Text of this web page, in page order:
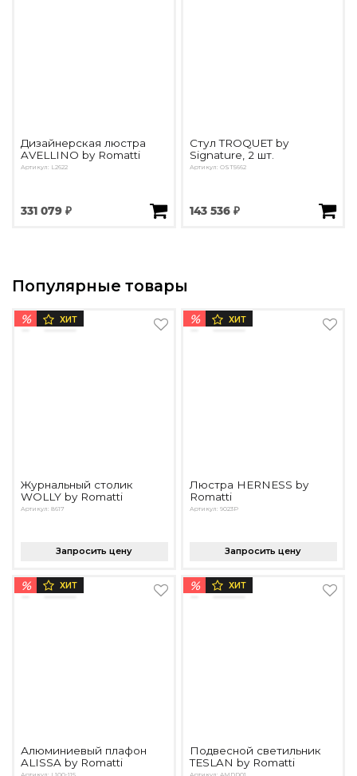
Дизайнерская люстра
AVELLINO by Romatti
Артикул: L2622
331 079 ₽
Стул TROQUET by
Signature, 2 шт.
Артикул: OST5662
143 536 ₽
Популярные товары
% ХИТ
Журнальный столик
WOLLY by Romatti
Артикул: 8617
Запросить цену
% ХИТ
Люстра HERNESS by
Romatti
Артикул: 9023P
Запросить цену
% ХИТ
Алюминиевый плафон
ALISSA by Romatti
% ХИТ
Подвесной светильник
TESLAN by Romatti